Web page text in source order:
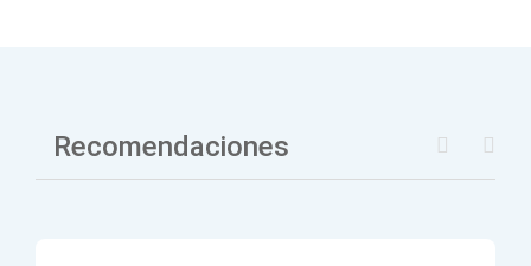
Recomendaciones